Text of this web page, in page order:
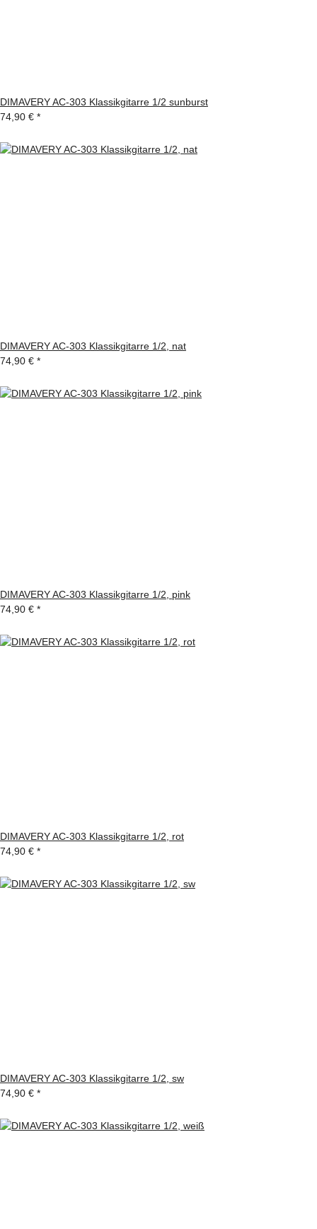
DIMAVERY AC-303 Klassikgitarre 1/2 sunburst
74,90 € *
DIMAVERY AC-303 Klassikgitarre 1/2, nat
74,90 € *
DIMAVERY AC-303 Klassikgitarre 1/2, pink
74,90 € *
DIMAVERY AC-303 Klassikgitarre 1/2, rot
74,90 € *
DIMAVERY AC-303 Klassikgitarre 1/2, sw
74,90 € *